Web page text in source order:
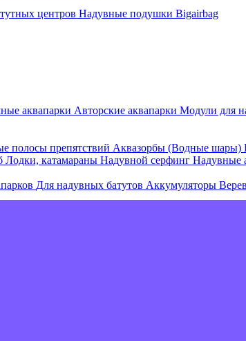
центров Надувные подушки Bigairbag
аквапарки Авторские аквапарки Модули для
полосы препятствий Аквазорбы (Водные шары)
Лодки, катамараны Надувной серфинг Надувные
Для надувных батутов Аккумуляторы